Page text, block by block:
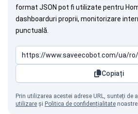
format JSON pot fi utilizate pentru
dashboarduri proprii, monitorizare
punctuală.
Copiați
Prin utilizarea acestei adrese URL, sunteți de
utilizare și Politica de confidențialitate noastre.